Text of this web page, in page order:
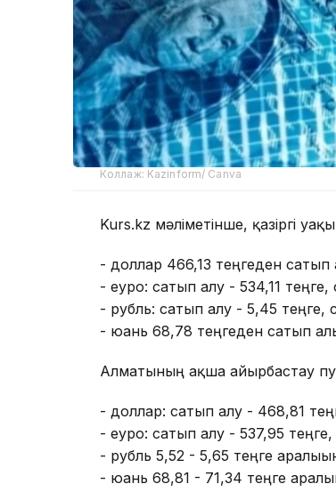
Коллаж: Kazinform/ Canva
Kurs.kz мәліметінше, қазіргі
- доллар 466,13 теңгеден
- еуро: сатып алу - 534,11
- рубль: сатып алу - 5,45 теңге,
- юань 68,78 теңгеден сатып
Алматының ақша айырбастау
- доллар: сатып алу - 468,81
- еуро: сатып алу - 537,95
- рубль 5,52 - 5,65 теңге
- юань 68,81 - 71,34 теңге